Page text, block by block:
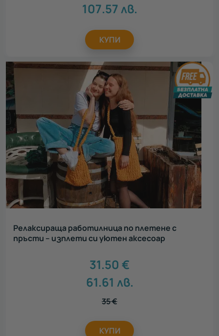
107.57лв.
КУПИ
Релаксираща работилница по плетене с
пръсти – изплети си уютен аксесоар
31.50 €
61.61 лв.
35€
КУПИ